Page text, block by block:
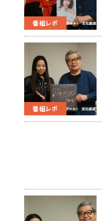
番組レポ
番組レポ